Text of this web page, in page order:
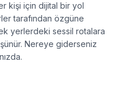
kişi için dijital bir yol
tarafından özgüne
yerlerdeki sessil rotalara
Nereye giderseniz